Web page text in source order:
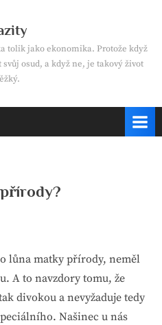
tolik jako ekonomika. Protože když
osud, a když ne, je takový život
lůna matky přírody, neměl
A to navzdory tomu, že
divokou a nevyžaduje tedy
Našinec u nás